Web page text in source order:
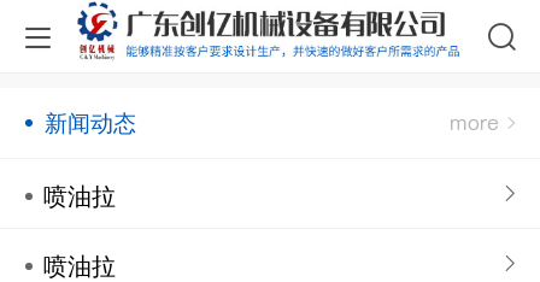
新闻动态
喷油拉
喷油拉